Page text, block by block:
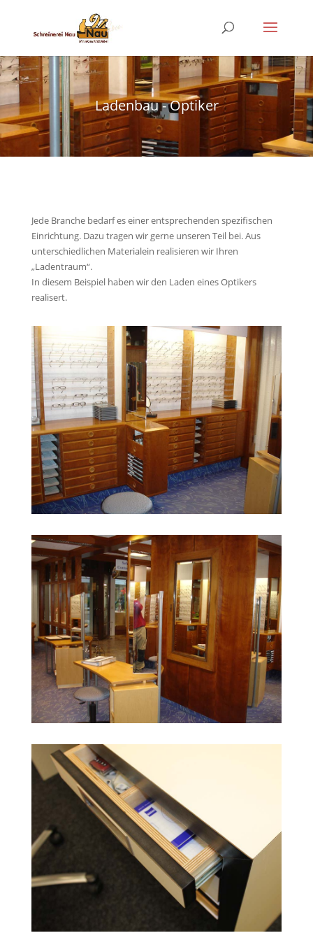
Ladenbau - Optiker
Jede Branche bedarf es einer entsprechenden spezifischen
Einrichtung. Dazu tragen wir gerne unseren Teil bei. Aus
unterschiedlichen Materialein realisieren wir Ihren
„Ladentraum“.
In diesem Beispiel haben wir den Laden eines Optikers
realisert.